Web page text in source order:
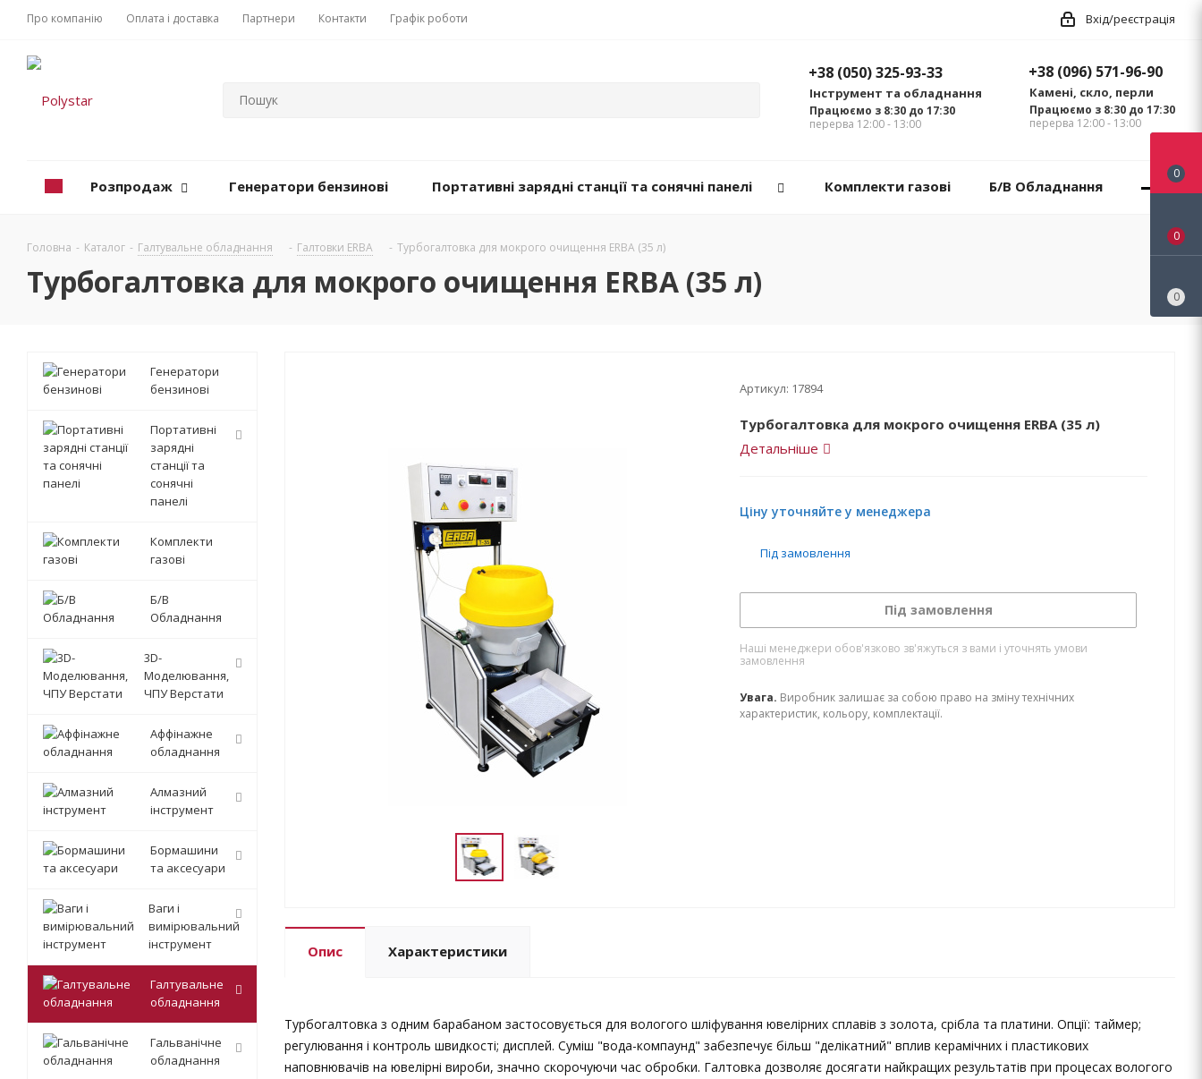
Про компанію Оплата і доставка Партнери Контакти Графік роботи Вхід/реєстрація
+38 (096) 571-96-90
Камені, скло, перли
Працюємо з 8:30 до 17:30
перерва 12:00 - 13:00
+38 (050) 325-93-33
Інструмент та обладнання
Працюємо з 8:30 до 17:30
перерва 12:00 - 13:00
Розпродаж Генератори бензинові Портативні зарядні станції та сонячні панелі Комплекти газові Б/В Обладнання
Головна - Каталог - Галтувальне обладнання - Галтовки ERBA - Турбогалтовка для мокрого очищення ERBA (35 л)
Турбогалтовка для мокрого очищення ERBA (35 л)
Артикул: 17894
Турбогалтовка для мокрого очищення ERBA (35 л)
Детальніше
Ціну уточняйте у менеджера
Під замовлення
Під замовлення
Наші менеджери обов'язково зв'яжуться з вами і уточнять умови
замовлення
Увага. Виробник залишає за собою право на зміну технічних
характеристик, кольору, комплектації.
Опис Характеристики
Турбогалтовка з одним барабаном застосовується для вологого шліфування ювелірних сплавів з золота, срібла та платини. Опції: таймер;
регулювання і контроль швидкості; дисплей. Суміш "вода-компаунд" забезпечує більш "делікатний" вплив керамічних і пластикових
наповнювачів на ювелірні вироби, значно скорочуючи час обробки. Галтовка дозволяє досягати найкращих результатів при процесах вологого
Генератори
бензинові
Портативні
зарядні
станції та
сонячні
панелі
Комплекти
газові
Б/В
Обладнання
3D-
Моделювання,
ЧПУ Верстати
Аффінажне
обладнання
Алмазний
інструмент
Бормашини
та аксесуари
Ваги і
вимірювальний
інструмент
Галтувальне
обладнання
Гальванічне
обладнання
0
0
0